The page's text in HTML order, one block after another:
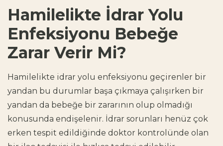
Hamilelikte İdrar Yolu
Enfeksiyonu Bebeğe
Zarar Verir Mi?
Hamilelikte idrar yolu enfeksiyonu geçirenler bir
yandan bu durumlar başa çıkmaya çalışırken bir
yandan da bebeğe bir zararının olup olmadığı
konusunda endişelenir. İdrar sorunları henüz çok
erken tespit edildiğinde doktor kontrolünde olan